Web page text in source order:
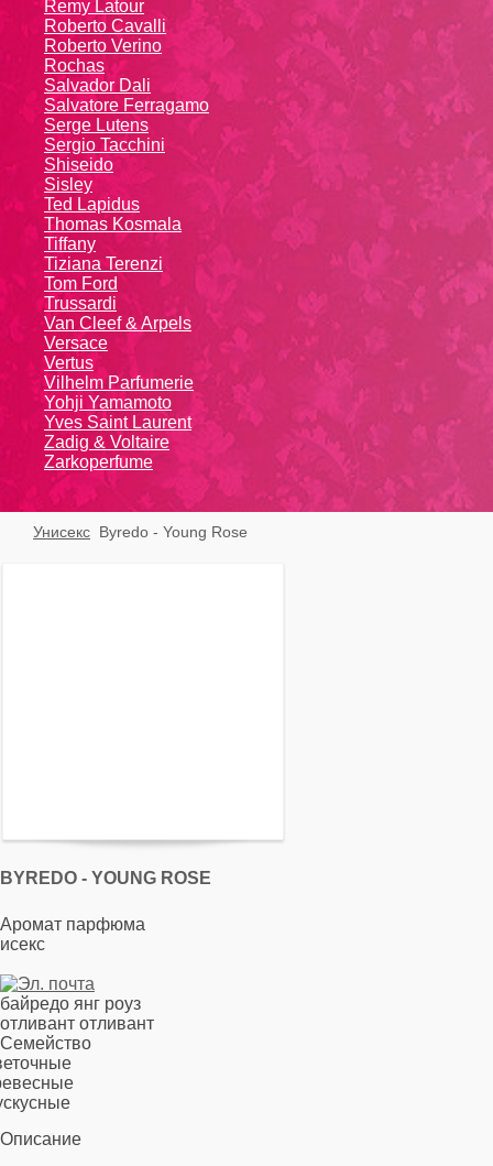
Remy Latour
Roberto Cavalli
Roberto Verino
Rochas
Salvador Dali
Salvatore Ferragamo
Serge Lutens
Sergio Tacchini
Shiseido
Sisley
Ted Lapidus
Thomas Kosmala
Tiffany
Tiziana Terenzi
Tom Ford
Trussardi
Van Cleef & Arpels
Versace
Vertus
Vilhelm Parfumerie
Yohji Yamamoto
Yvеs Sаint Lаurеnt
Zadig & Voltaire
Zarkoperfume
Унисекс Byredo - Young Rose
BYREDO - YOUNG ROSE
Аромат парфюма
байредо янг роуз
отливант отливант
Семейство
Описание